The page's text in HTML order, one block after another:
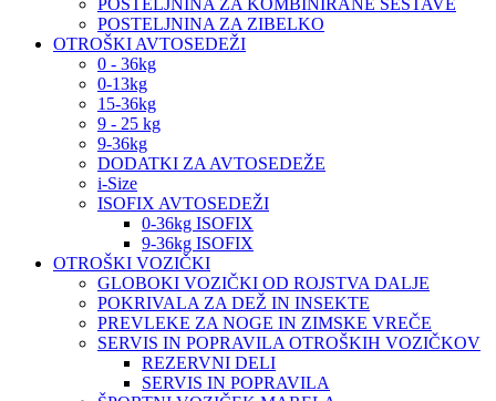
POSTELJNINA ZA KOMBINIRANE SESTAVE
POSTELJNINA ZA ZIBELKO
OTROŠKI AVTOSEDEŽI
0 - 36kg
0-13kg
15-36kg
9 - 25 kg
9-36kg
DODATKI ZA AVTOSEDEŽE
i-Size
ISOFIX AVTOSEDEŽI
0-36kg ISOFIX
9-36kg ISOFIX
OTROŠKI VOZIČKI
GLOBOKI VOZIČKI OD ROJSTVA DALJE
POKRIVALA ZA DEŽ IN INSEKTE
PREVLEKE ZA NOGE IN ZIMSKE VREČE
SERVIS IN POPRAVILA OTROŠKIH VOZIČKOV
REZERVNI DELI
SERVIS IN POPRAVILA